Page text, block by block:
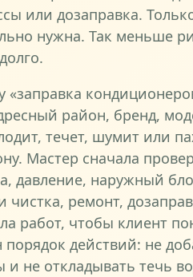
или дозаправка.
нужна. Так меньше
«заправка
район, бренд,
течет, шумит или
Мастер сначала
давление, наружный
чистка, ремонт,
работ, чтобы клиент
порядок действий: не
и не откладывать течь